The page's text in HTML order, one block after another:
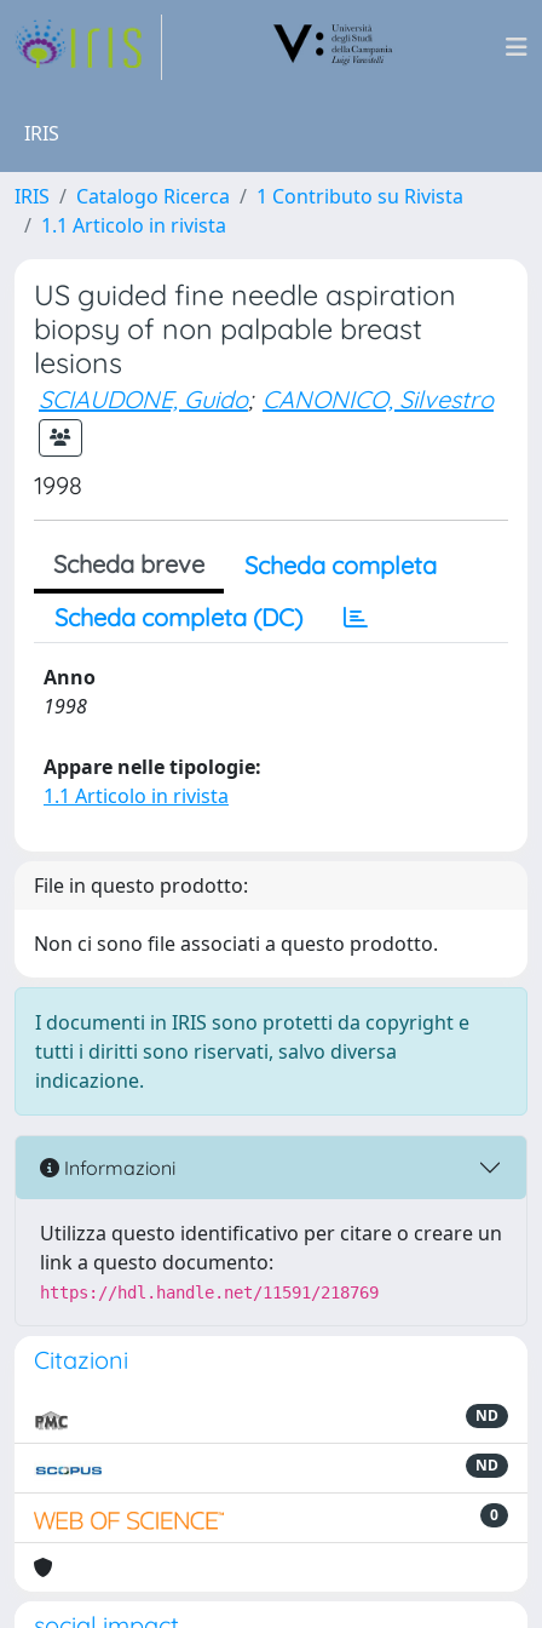
IRIS
IRIS Catalogo Ricerca
1 Contributo su Rivista
1.1 Articolo in rivista
US guided fine needle aspiration
biopsy of non palpable breast
lesions
SCIAUDONE, Guido; CANONICO, Silvestro
1998
Scheda breve
Scheda completa
Scheda completa (DC)
Anno
1998
Appare nelle tipologie:
1.1 Articolo in rivista
File in questo prodotto:
Non ci sono file associati a questo prodotto.
I documenti in IRIS sono protetti da copyright e
tutti i diritti sono riservati, salvo diversa
indicazione.
Informazioni
Utilizza questo identificativo per citare o creare un
link a questo documento:
https://hdl.handle.net/11591/218769
Citazioni
ND
ND
0